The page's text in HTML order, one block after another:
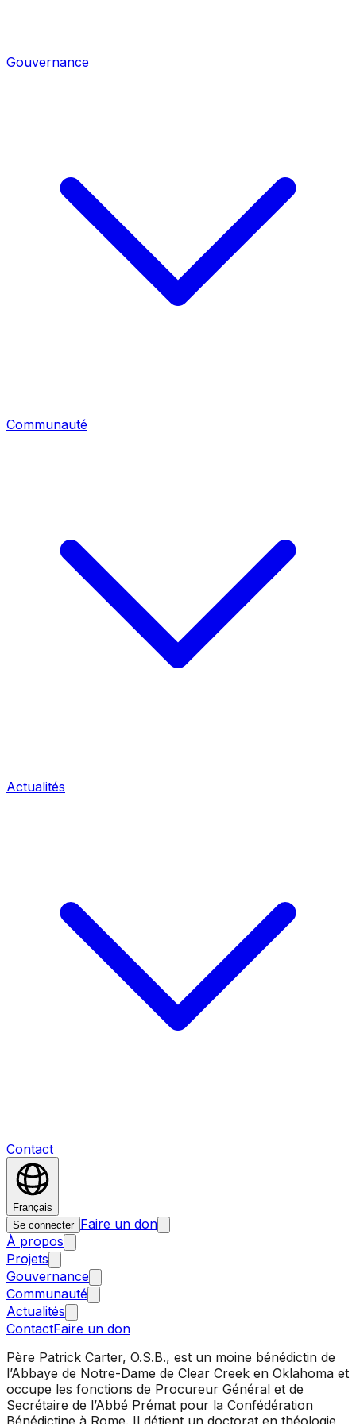
Gouvernance
Communauté
Actualités
Contact
Français
Se connecter Faire un don
À propos
Projets
Gouvernance
Communauté
Actualités
ContactFaire un don
Père Patrick Carter, O.S.B., est un moine bénédictin de
l’Abbaye de Notre-Dame de Clear Creek en Oklahoma et
occupe les fonctions de Procureur Général et de
Secrétaire de l’Abbé Prémat pour la Confédération
Bénédictine à Rome. Il détient un doctorat en théologie